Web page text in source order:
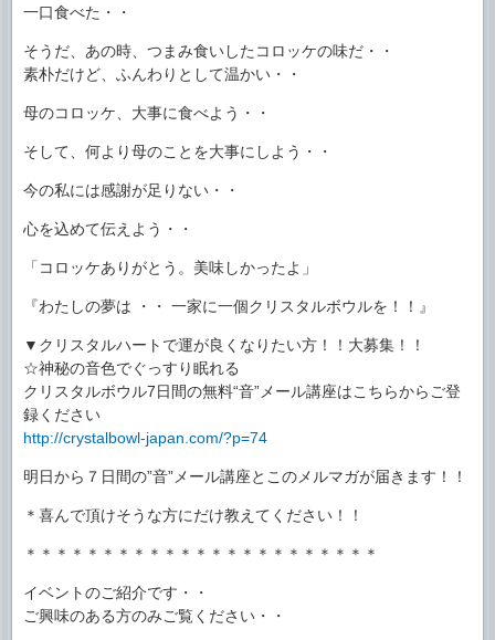
一口食べた・・
そうだ、あの時、つまみ食いしたコロッケの味だ・・
素朴だけど、ふんわりとして温かい・・
母のコロッケ、大事に食べよう・・
そして、何より母のことを大事にしよう・・
今の私には感謝が足りない・・
心を込めて伝えよう・・
「コロッケありがとう。美味しかったよ」
『わたしの夢は ・・ 一家に一個クリスタルボウルを！！』
▼クリスタルハートで運が良くなりたい方！！大募集！！
☆神秘の音色でぐっすり眠れる
クリスタルボウル7日間の無料“音”メール講座はこちらからご登
録ください
http://crystalbowl-japan.com/?p=74
明日から７日間の”音”メール講座とこのメルマガが届きます！！
＊喜んで頂けそうな方にだけ教えてください！！
＊＊＊＊＊＊＊＊＊＊＊＊＊＊＊＊＊＊＊＊＊＊＊
イベントのご紹介です・・
ご興味のある方のみご覧ください・・